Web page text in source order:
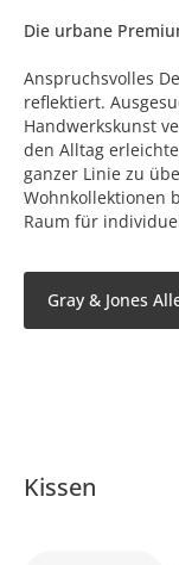
Die urbane
Anspruchsvolles
reflektiert.
Handwerkskunst
den Alltag
ganzer Linie zu
Wohnkollektionen
Raum für
Gray & Jones
Kissen